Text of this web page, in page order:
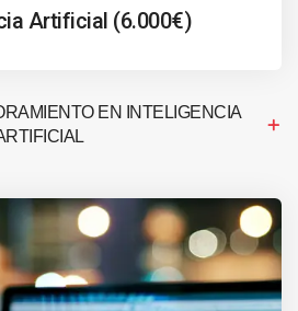
Artificial (6.000€)
EN INTELIGENCIA